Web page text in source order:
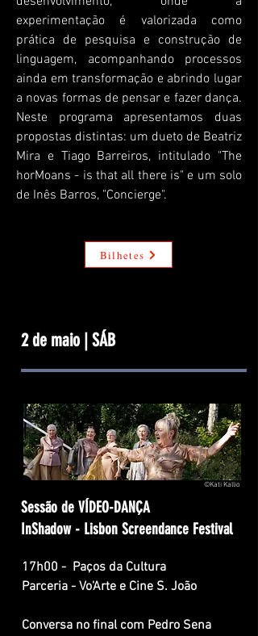
experimentação é valorizada como
prática de pesquisa e construção de
linguagem, acompanhando processos
ainda em transformação e abrindo lugar
a novas formas de pensar e fazer dança.
Neste programa apresentamos duas
propostas distintas: um dueto de Beatriz
Mira e Tiago Barreiros, intitulado "The
horMoans - is that all there is" e um solo
de Inês Barros, "Concierge".
Bilhetes
2 de maio | SÁB
Sessão de VÍDEO-DANÇA
InShadow - Lisbon Screendance Festival
17h00 - Paços da Cultura
Parceria - Vo'Arte e Cine S. João
Conversa no final com Pedro Sena
©Kati Kallio